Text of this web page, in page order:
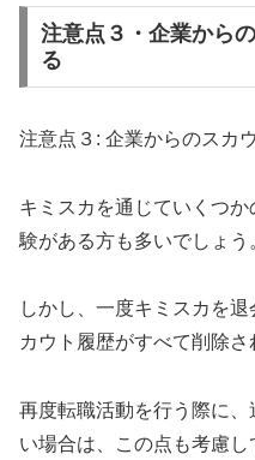
注意点３・企業から
る
注意点３: 企業からのスカ
キミスカを通じていくつ
験がある方も多いでしょう
しかし、一度キミスカを
カウト履歴がすべて削除さ
再度転職活動を行う際に
い場合は、この点も考慮し